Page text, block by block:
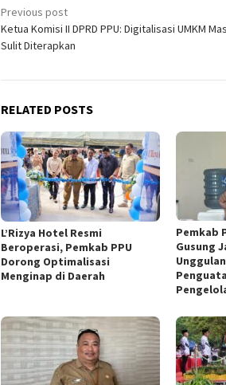
Post
navigation
Previous post
Ketua Komisi II DPRD PPU: Digitalisasi UMKM
Sulit Diterapkan
RELATED POSTS
L’Rizya Hotel Resmi
Beroperasi, Pemkab PPU
Dorong Optimalisasi
Menginap di Daerah
Pemkab
Gusung